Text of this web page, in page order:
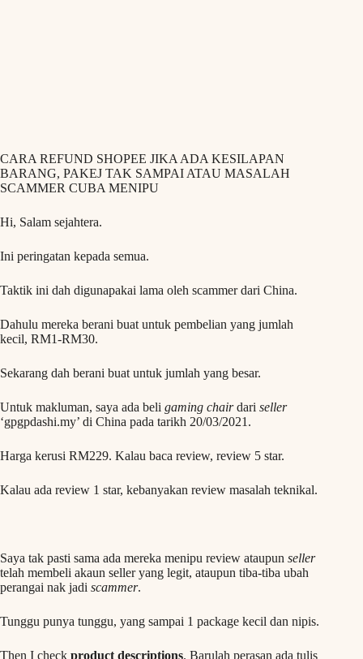
CARA REFUND SHOPEE JIKA ADA KESILAPAN
BARANG, PAKEJ TAK SAMPAI ATAU MASALAH
SCAMMER CUBA MENIPU
Hi, Salam sejahtera.
Ini peringatan kepada semua.
Taktik ini dah digunapakai lama oleh scammer dari China.
Dahulu mereka berani buat untuk pembelian yang jumlah
kecil, RM1-RM30.
Sekarang dah berani buat untuk jumlah yang besar.
Untuk makluman, saya ada beli gaming chairdari seller
‘gpgpdashi.my’ di China pada tarikh 20/03/2021.
Harga kerusi RM229. Kalau baca review, review 5 star.
Kalau ada review 1 star, kebanyakan review masalah teknikal.
Saya tak pasti sama ada mereka menipu review ataupun seller
telah membeli akaun seller yang legit, ataupun tiba-tiba ubah
perangai nak jadi scammer.
Tunggu punya tunggu, yang sampai 1 package kecil dan nipis.
Then I check product descriptions. Barulah perasan ada tulis